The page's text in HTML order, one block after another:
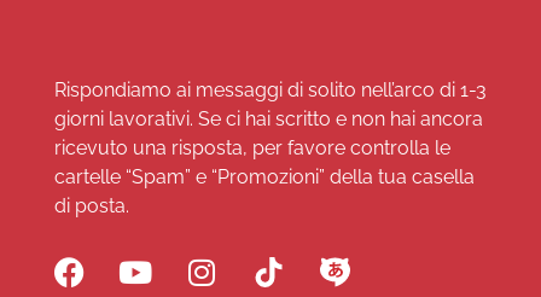
Rispondiamo ai messaggi di solito nell’arco di 1-3
giorni lavorativi. Se ci hai scritto e non hai ancora
ricevuto una risposta, per favore controlla le
cartelle “Spam” e “Promozioni” della tua casella
di posta.